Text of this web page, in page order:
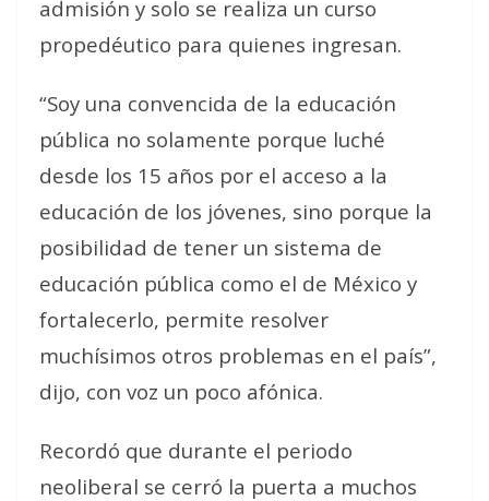
admisión y solo se realiza un curso
propedéutico para quienes ingresan.
“Soy una convencida de la educación
pública no solamente porque luché
desde los 15 años por el acceso a la
educación de los jóvenes, sino porque la
posibilidad de tener un sistema de
educación pública como el de México y
fortalecerlo, permite resolver
muchísimos otros problemas en el país”,
dijo, con voz un poco afónica.
Recordó que durante el periodo
neoliberal se cerró la puerta a muchos